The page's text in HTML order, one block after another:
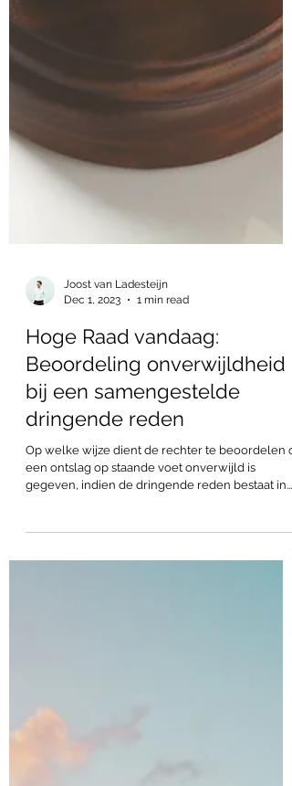
Joost van Ladesteijn
Dec 1, 2023
1 min read
Hoge Raad vandaag:
Beoordeling onverwijldheid
bij een samengestelde
dringende reden
Op welke wijze dient de rechter te beoordelen of
gegeven, indien de dringende reden bestaat in...